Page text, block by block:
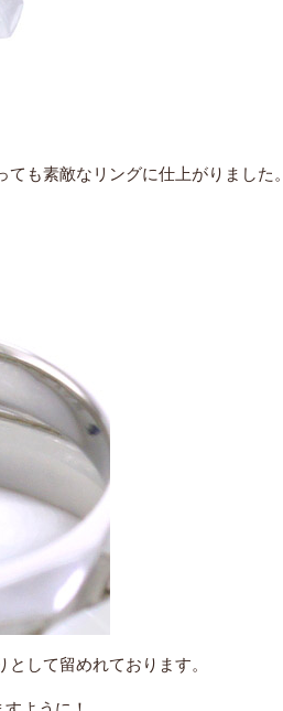
も素敵なリングに仕上がりました。
して留めれております。